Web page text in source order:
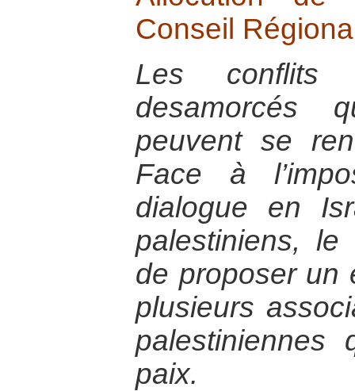
Conseil
Les conflits
desamorcés
peuvent se
Face à
dialogue en
palestiniens,
de proposer un
plusieurs
palestiniennes
paix.